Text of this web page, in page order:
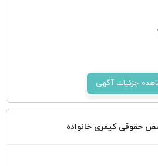
جزئیات آگهی
حقوقی کیفری خانواده